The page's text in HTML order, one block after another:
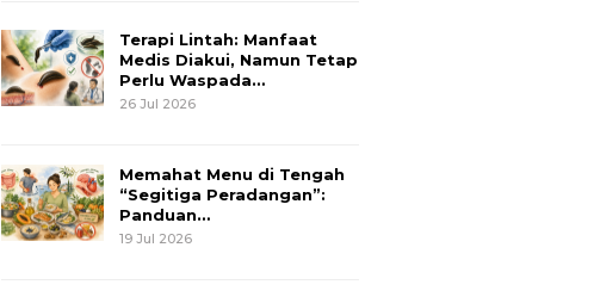
Terapi Lintah: Manfaat
Medis Diakui, Namun Tetap
Perlu Waspada…
26 Jul 2026
Memahat Menu di Tengah
“Segitiga Peradangan”:
Panduan…
19 Jul 2026